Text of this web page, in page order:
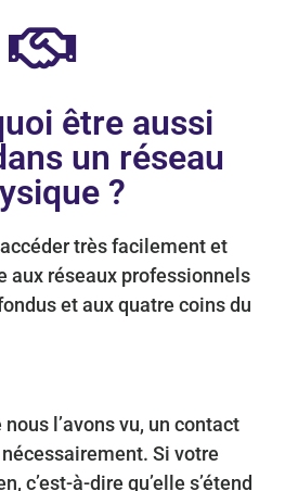
être aussi
un réseau
?
très facilement et
aux réseaux professionnels
et aux quatre coins du
l’avons vu, un contact
Si votre
c’est-à-dire qu’elle s’étend